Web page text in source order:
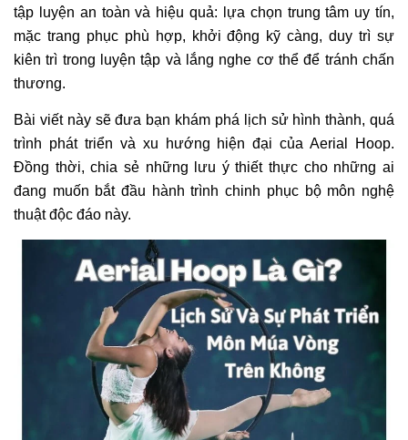
tập luyện an toàn và hiệu quả: lựa chọn trung tâm uy tín,
mặc trang phục phù hợp, khởi động kỹ càng, duy trì sự
kiên trì trong luyện tập và lắng nghe cơ thể để tránh chấn
thương.
Bài viết này sẽ đưa bạn khám phá lịch sử hình thành, quá
trình phát triển và xu hướng hiện đại của Aerial Hoop.
Đồng thời, chia sẻ những lưu ý thiết thực cho những ai
đang muốn bắt đầu hành trình chinh phục bộ môn nghệ
thuật độc đáo này.